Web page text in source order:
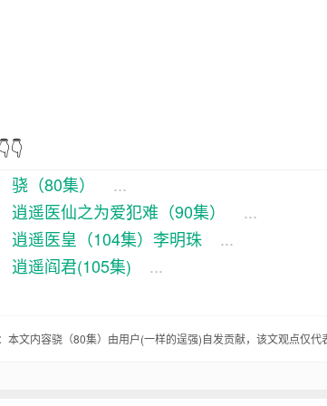
说来就话长了。咱们山东这地界，出了个
抢着要的。骁他娘呢，那更是贤惠，家里家
呢，从小就跟着爹娘学手艺，那手艺也是
，也该出去闯闯了，不能总在家里窝着。”
听，眼珠子一转，乐了：“爹，您放心吧，
了人间的冷暖。
骁（80集）
...
逍遥医仙之为爱犯难（90集）
...
逍遥医皇（104集）李明珠
...
逍遥阎君(105集)
...
本文内容骁（80集）由用户(一样的逞强)自发贡献，该文观点仅代